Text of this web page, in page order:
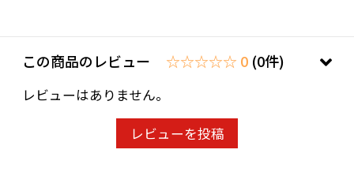
この商品のレビュー ☆☆☆☆☆ 0 (0件)
レビューはありません。
レビューを投稿